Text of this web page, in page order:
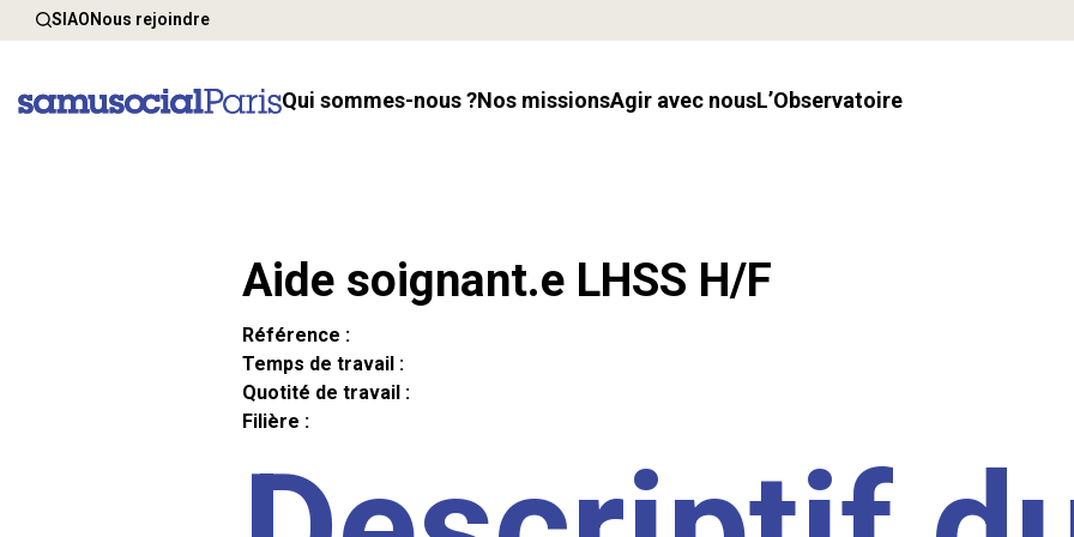
SIAONous rejoindre
Qui sommes-nous ? Nos missions Agir avec nous l’Observatoire
Aide soignant.e LHSS H/F
Référence :
Temps de travail :
Quotité de travail :
Filière :